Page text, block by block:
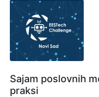
Sajam poslovnih
praksi